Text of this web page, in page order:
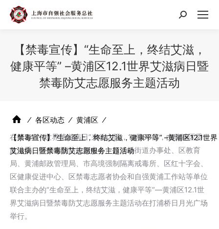
搜
【禁毒宣传】“生命至上，终结艾滋，
健康平等” –黄浦区12.1世界艾滋病日暨
禁毒防艾志愿服务主题活动
⁄ 各区动态 ⁄ 黄浦区 ⁄
【禁毒宣传】“生命至上，终结艾滋，健康平等” –黄浦区12.1世界
艾滋病日暨禁毒防艾志愿服务主题活动
在第34个“世界艾滋病日”来临之际，11月30日，由黄浦区委
政法委、区疾病预防控制中心、打浦桥街道办事处、区教育
局、黄浦邮政管理局、市高境强制隔离戒毒所、区红十字会、
区健康促进中心、区禁毒志愿者协会和自强黄浦工作站等单位
联合主办的“生命至上，终结艾滋，健康平等”—黄浦区12.1世
界艾滋病日暨禁毒防艾志愿服务主题活动在打浦桥日月光广场
举行。